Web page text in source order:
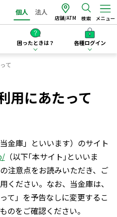
個人 法人
店舗/ATM 検索 メニュー
困ったときは？ 各種ログイン
て
用にあたって
金庫」といいます）のサイト
（以下｢本サイト｣といいま
注意点をお読みいただき、ご
ください。なお、当金庫は、
て」を予告なしに変更するこ
のをご確認ください。